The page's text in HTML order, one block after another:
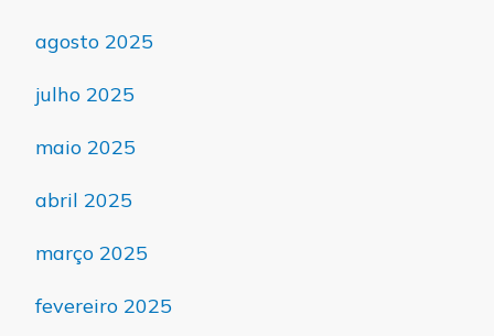
agosto 2025
julho 2025
maio 2025
abril 2025
março 2025
fevereiro 2025